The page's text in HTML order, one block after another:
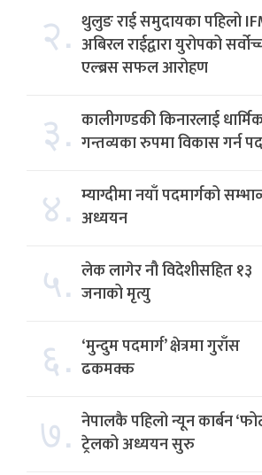
२. थुलुङ राई समुदायका पहिलो
अबिरल राईद्वारा युरोपको
एल्ब्रस सफल आरोहण
३. कालीगण्डकी किनारलाई
गन्तव्यका रुपमा विकास गर्न
४. म्याग्दीमा नयाँ पदमार्गको
अध्ययन
५. लेक लागेर नौ विदेशीसहित १३
जनाको मृत्यु
६. ‘मुन्दुम पदमार्ग’ क्षेत्रमा गुराँस
ढकमक्क
७. नेपालकै पहिलो न्यून कार्बन
ट्रेलको अध्ययन सुरु